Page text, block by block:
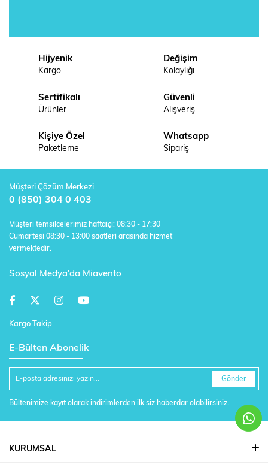
Hijyenik
Kargo
Değişim
Kolaylığı
Sertifikalı
Ürünler
Güvenli
Alışveriş
Kişiye Özel
Paketleme
Whatsapp
Sipariş
Müşteri Çözüm Merkezi
0 (850) 304 0 403
Müşteri temsilcelerimiz haftaiçi: 08:30 - 17:30
Cumartesi 08:30 - 13:00 saatleri arasında hizmet
vermektedir.
Sosyal Medya'da Miavento
Kargo Takip
E-Bülten Abonelik
Gönder
Bültenimize kayıt olarak indirimlerden ilk siz haberdar olabilirsiniz.
KURUMSAL